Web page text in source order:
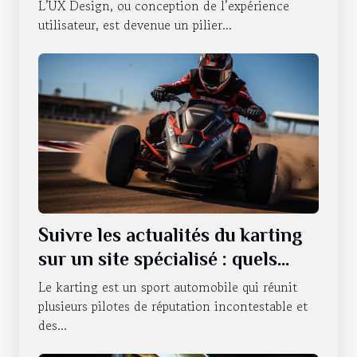
L’UX Design, ou conception de l’expérience
utilisateur, est devenue un pilier...
Suivre les actualités du karting
sur un site spécialisé : quels
sont les avantages qui en
découlent ?
Le karting est un sport automobile qui réunit
plusieurs pilotes de réputation incontestable et
des...